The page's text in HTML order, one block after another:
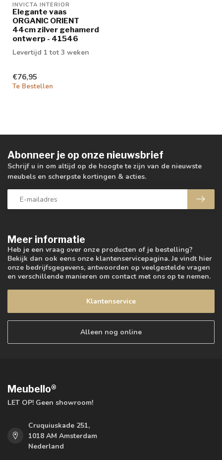
INVICTA INTERIOR
Elegante vaas
ORGANIC ORIENT
44cm zilver gehamerd
ontwerp - 41546
Levertijd 1 tot 3 weken
€76,95
Te Bestellen
Meer informatie
Heb je een vraag over onze producten of je bestelling?
Bekijk dan ook eens onze klantenservicepagina. Je vindt hier
onze bedrijfsgegevens, antwoorden op veelgestelde vragen
en verschillende manieren om contact met ons op te nemen.
Klantenservice
Alleen nog online
Abonneer je op onze nieuwsbrief
Schrijf u in om altijd op de hoogte te zijn van de nieuwste
meubels en scherpste kortingen & acties.
Meubello®
LET OP! Geen showroom!
Cruquiuskade 251,
1018 AM Amsterdam
Nederland